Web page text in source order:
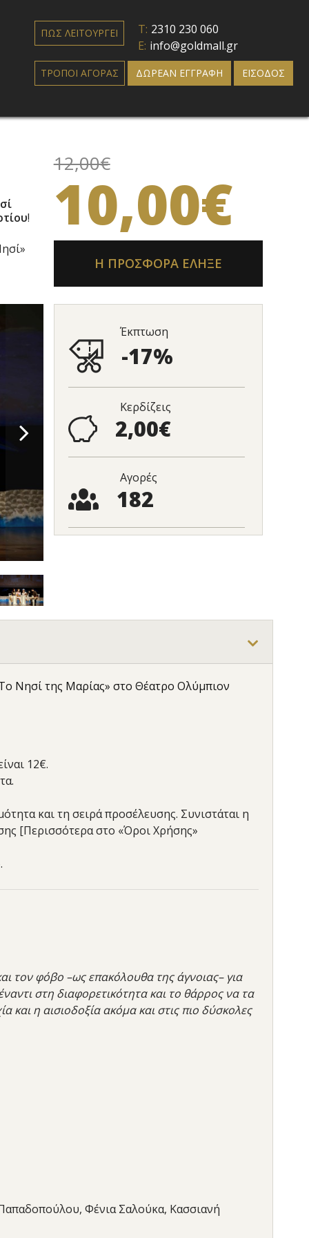
ΠΩΣ ΛΕΙΤΟΥΡΓΕΙ T: 2310 230 060
E: info@goldmall.gr
ΤΡΟΠΟΙ ΑΓΟΡΑΣ ΔΩΡΕΑΝ ΕΓΓΡΑΦΗ ΕΙΣΟΔΟΣ
!
12,00€
10,00€
Η ΠΡΟΣΦΟΡΑ ΕΛΗΞΕ
Έκπτωση
-17%
Κερδίζεις
2,00€
Αγορές
182
Νησί της Μαρίας» στο Θέατρο Ολύμπιον
12€.
και τη σειρά προσέλευσης. Συνιστάται η
[Περισσότερα στο «Όροι Χρήσης»
τον φόβο –ως επακόλουθα της άγνοιας– για
στη διαφορετικότητα και το θάρρος να τα
και η αισιοδοξία ακόμα και στις πιο δύσκολες
Φένια Σαλούκα, Κασσιανή